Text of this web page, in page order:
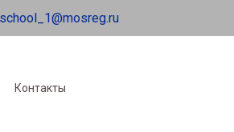
Контакты